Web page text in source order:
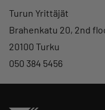
Turun Yrittäjät
Brahenkatu 20, 2nd
20100 Turku
050 384 5456